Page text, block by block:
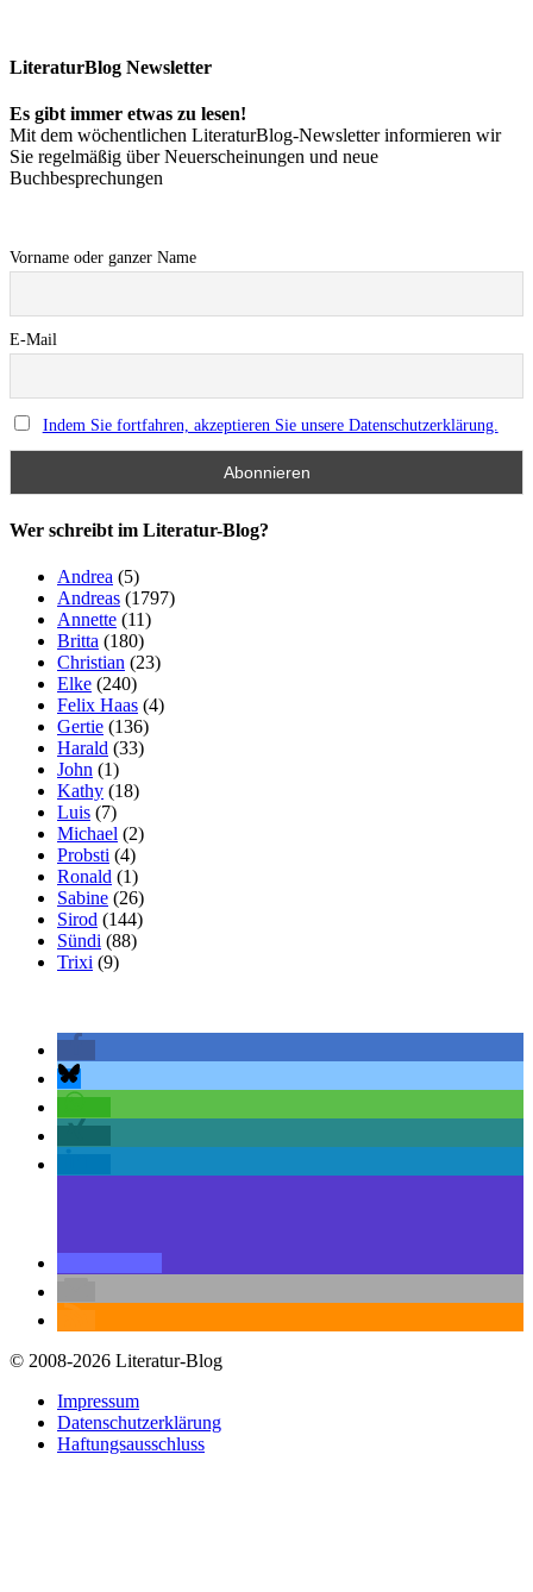
LiteraturBlog Newsletter
Es gibt immer etwas zu lesen!
Mit dem wöchentlichen LiteraturBlog-Newsletter informieren wir
Sie regelmäßig über Neuerscheinungen und neue
Buchbesprechungen
Vorname oder ganzer Name
E-Mail
Indem Sie fortfahren, akzeptieren Sie unsere Datenschutzerklärung.
Wer schreibt im Literatur-Blog?
Andrea (5)
Andreas (1797)
Annette (11)
Britta (180)
Christian (23)
Elke (240)
Felix Haas (4)
Gertie (136)
Harald (33)
John (1)
Kathy (18)
Luis (7)
Michael (2)
Probsti (4)
Ronald (1)
Sabine (26)
Sirod (144)
Sündi (88)
Trixi (9)
© 2008-2026 Literatur-Blog
Impressum
Datenschutzerklärung
Haftungsausschluss